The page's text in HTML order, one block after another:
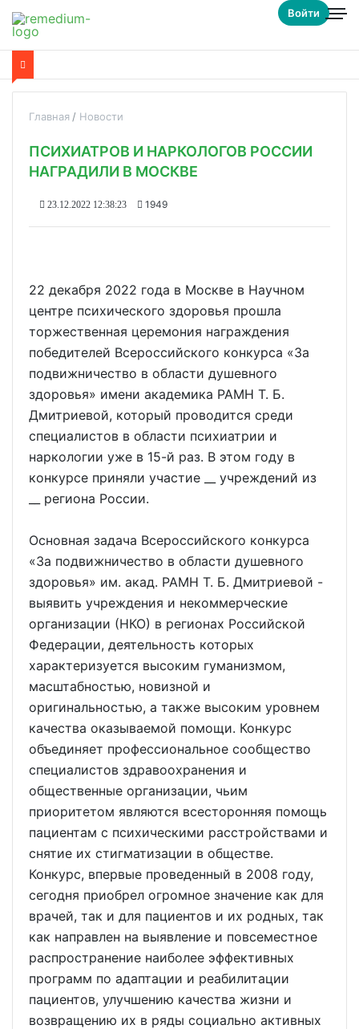
Войти
Главная Новости
ПСИХИАТРОВ И НАРКОЛОГОВ РОССИИ
НАГРАДИЛИ В МОСКВЕ
23.12.2022 12:38:23 1949
22 декабря 2022 года в Москве в Научном
центре психического здоровья прошла
торжественная церемония награждения
победителей Всероссийского конкурса «За
подвижничество в области душевного
здоровья» имени академика РАМН Т. Б.
Дмитриевой, который проводится среди
специалистов в области психиатрии и
наркологии уже в 15-й раз. В этом году в
конкурсе приняли участие __ учреждений из
__ региона России.
Основная задача Всероссийского конкурса
«За подвижничество в области душевного
здоровья» им. акад. РАМН Т. Б. Дмитриевой -
выявить учреждения и некоммерческие
организации (НКО) в регионах Российской
Федерации, деятельность которых
характеризуется высоким гуманизмом,
масштабностью, новизной и
оригинальностью, а также высоким уровнем
качества оказываемой помощи. Конкурс
объединяет профессиональное сообщество
специалистов здравоохранения и
общественные организации, чьим
приоритетом являются всесторонняя помощь
пациентам с психическими расстройствами и
снятие их стигматизации в обществе.
Конкурс, впервые проведенный в 2008 году,
сегодня приобрел огромное значение как для
врачей, так и для пациентов и их родных, так
как направлен на выявление и повсеместное
распространение наиболее эффективных
программ по адаптации и реабилитации
пациентов, улучшению качества жизни и
возвращению их в ряды социально активных